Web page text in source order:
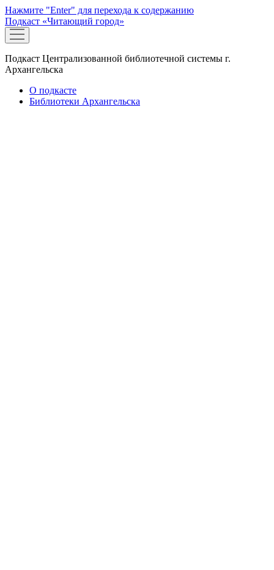
Нажмите "Enter" для перехода к содержанию
Подкаст «Читающий город»
открыть
меню
Подкаст Централизованной библиотечной системы г.
Архангельска
О подкасте
Библиотеки Архангельска